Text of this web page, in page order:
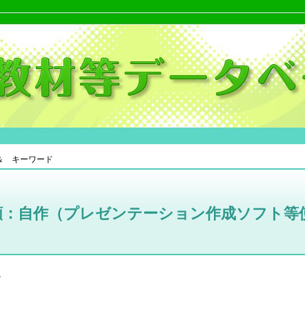
キーワード
自作（プレゼンテーション作成ソフト等